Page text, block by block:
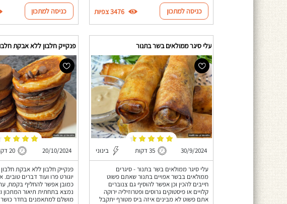
כניסה למתכון 3476 צפיות כניסה למתכון
עלי סיגר ממולאים בשר בתנור
30/9/2024 35 דקות בינוני
עלי סיגר ממולאים בשר בתנור - סיגרים
ממולאים בבשר אפויים בתנור שאתם פשוט
חייבים להכין וכן אפשר להוסיף גם צנוברים
קלויים או פיסטוקים גרוסים ופטרוזיליה ירוקה
אתם פשוט לא מבינים איזה ביס מטורף יתקבל
פנקייק חלבון ללא אבקת
20/10/2024 20 דקות
פנקייק חלבון ללא אבקת
יוגורט פרו ועוד דברים
כמובן אפשר להחליף בקמח,
נמצא בתחתית תיאור המתכון
מושלם למתאמנים בחדר כושר